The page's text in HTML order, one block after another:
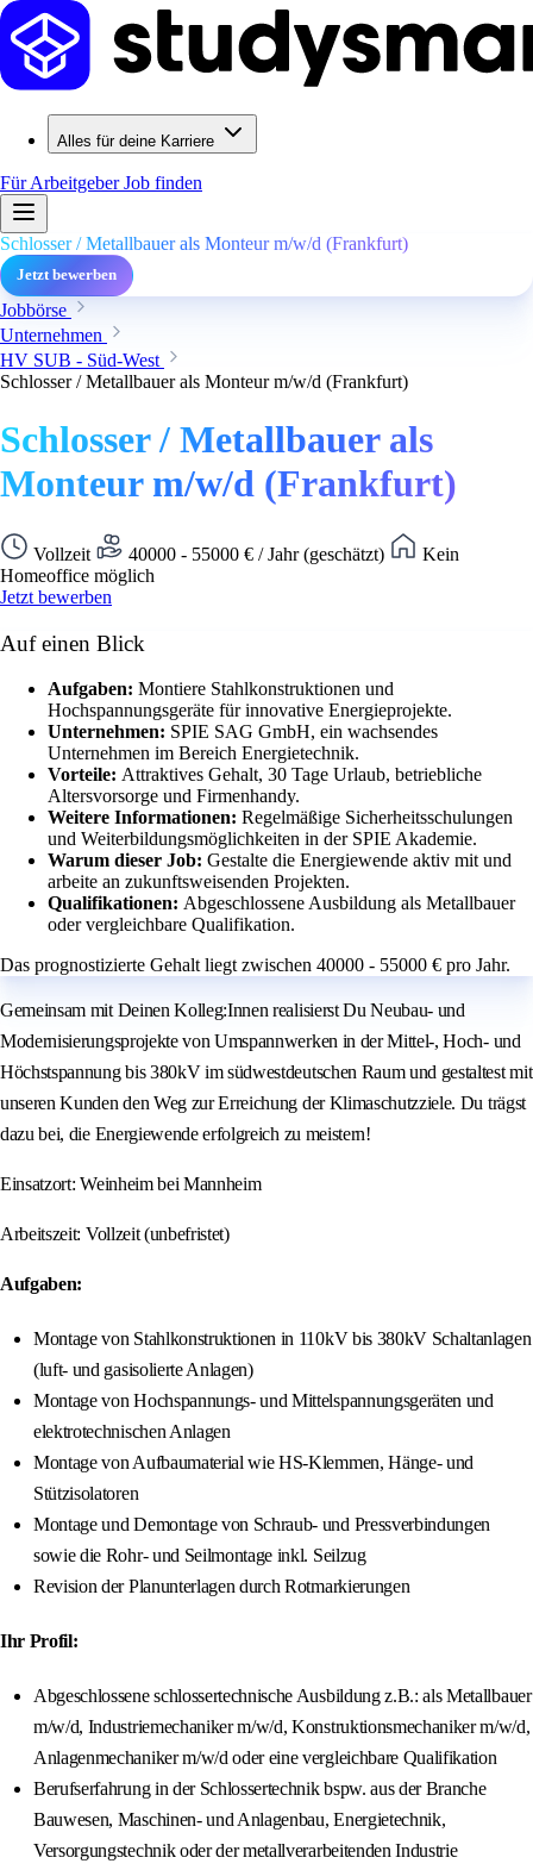
Alles für deine Karriere
Für ArbeitgeberJob finden
Schlosser / Metallbauer als Monteur m/w/d (Frankfurt)
Jetzt bewerben
Jobbörse
Unternehmen
HV SUB - Süd-West
Schlosser / Metallbauer als Monteur m/w/d (Frankfurt)
Schlosser / Metallbauer als
Monteur m/w/d (Frankfurt)
Vollzeit 40000 - 55000 € / Jahr (geschätzt)
Kein
Homeoffice möglich
Jetzt bewerben
Auf einen Blick
Aufgaben: Montiere Stahlkonstruktionen und
Hochspannungsgeräte für innovative Energieprojekte.
Unternehmen: SPIE SAG GmbH, ein wachsendes
Unternehmen im Bereich Energietechnik.
Vorteile: Attraktives Gehalt, 30 Tage Urlaub, betriebliche
Altersvorsorge und Firmenhandy.
Weitere Informationen: Regelmäßige Sicherheitsschulungen
und Weiterbildungsmöglichkeiten in der SPIE Akademie.
Warum dieser Job: Gestalte die Energiewende aktiv mit und
arbeite an zukunftsweisenden Projekten.
Qualifikationen: Abgeschlossene Ausbildung als Metallbauer
oder vergleichbare Qualifikation.
Das prognostizierte Gehalt liegt zwischen 40000 - 55000 € pro Jahr.
Gemeinsam mit Deinen Kolleg:Innen realisierst Du Neubau- und
Modernisierungsprojekte von Umspannwerken in der Mittel-, Hoch- und
Höchstspannung bis 380kV im südwestdeutschen Raum und gestaltest mit
unseren Kunden den Weg zur Erreichung der Klimaschutzziele. Du trägst
dazu bei, die Energiewende erfolgreich zu meistern!
Einsatzort: Weinheim bei Mannheim
Arbeitszeit: Vollzeit (unbefristet)
Aufgaben:
Montage von Stahlkonstruktionen in 110kV bis 380kV Schaltanlagen
(luft- und gasisolierte Anlagen)
Montage von Hochspannungs- und Mittelspannungsgeräten und
elektrotechnischen Anlagen
Montage von Aufbaumaterial wie HS-Klemmen, Hänge- und
Stützisolatoren
Montage und Demontage von Schraub- und Pressverbindungen
sowie die Rohr- und Seilmontage inkl. Seilzug
Revision der Planunterlagen durch Rotmarkierungen
Ihr Profil:
Abgeschlossene schlossertechnische Ausbildung z.B.: als Metallbauer
m/w/d, Industriemechaniker m/w/d, Konstruktionsmechaniker m/w/d,
Anlagenmechaniker m/w/d oder eine vergleichbare Qualifikation
Berufserfahrung in der Schlossertechnik bspw. aus der Branche
Bauwesen, Maschinen- und Anlagenbau, Energietechnik,
Versorgungstechnik oder der metallverarbeitenden Industrie